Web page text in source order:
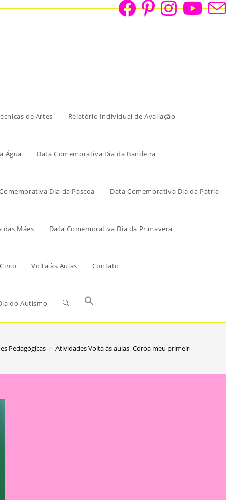
de Artes Relatório Individual de Avaliação
Água Data Comemorativa Dia da Bandeira
Dia da Páscoa Data Comemorativa Dia da Pátria
das Mães Data Comemorativa Dia da Primavera
Volta às Aulas Contato
do Autismo
Pedagógicas > Atividades Volta às aulas|Coroa meu primeiro para